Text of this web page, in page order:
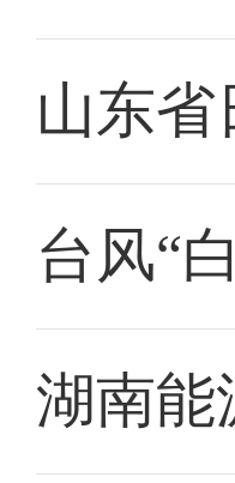
山东
台风“
湖南能